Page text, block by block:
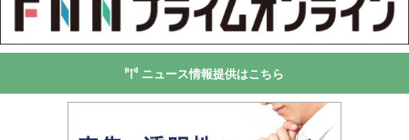
ニュース情報提供はこちら